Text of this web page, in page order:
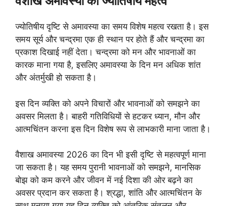
ज्योतिषीय दृष्टि से अमावस्या का समय विशेष महत्व रखता है। इस
समय सूर्य और चन्द्रमा एक ही स्थान पर होते हैं और चन्द्रमा का
प्रकाश दिखाई नहीं देता। चन्द्रमा को मन और भावनाओं का
कारक माना गया है, इसलिए अमावस्या के दिन मन अधिक शांत
और अंतर्मुखी हो सकता है।
इस दिन व्यक्ति को अपने विचारों और भावनाओं को समझने का
अवसर मिलता है। बाहरी गतिविधियों से हटकर ध्यान, मौन और
आत्मचिंतन करना इस दिन विशेष रूप से लाभकारी माना जाता है।
वैशाख अमावस्या 2026 का दिन भी इसी दृष्टि से महत्वपूर्ण माना
जा सकता है। यह समय पुरानी भावनाओं को समझने, मानसिक
बोझ को कम करने और जीवन में नई दिशा की ओर बढ़ने का
अवसर प्रदान कर सकता है। श्रद्धा, शांति और आत्मचिंतन के